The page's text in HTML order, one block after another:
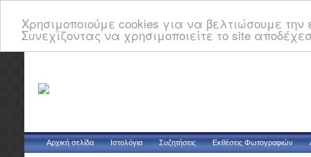
Χρησιμοποιούμε cookies για να βελτιώσουμε
Συνεχίζοντας να χρησιμοποιείτε το site
Αρχική σελίδα Ιστολόγια Συζητήσεις Εκθέσεις Φωτογραφιών